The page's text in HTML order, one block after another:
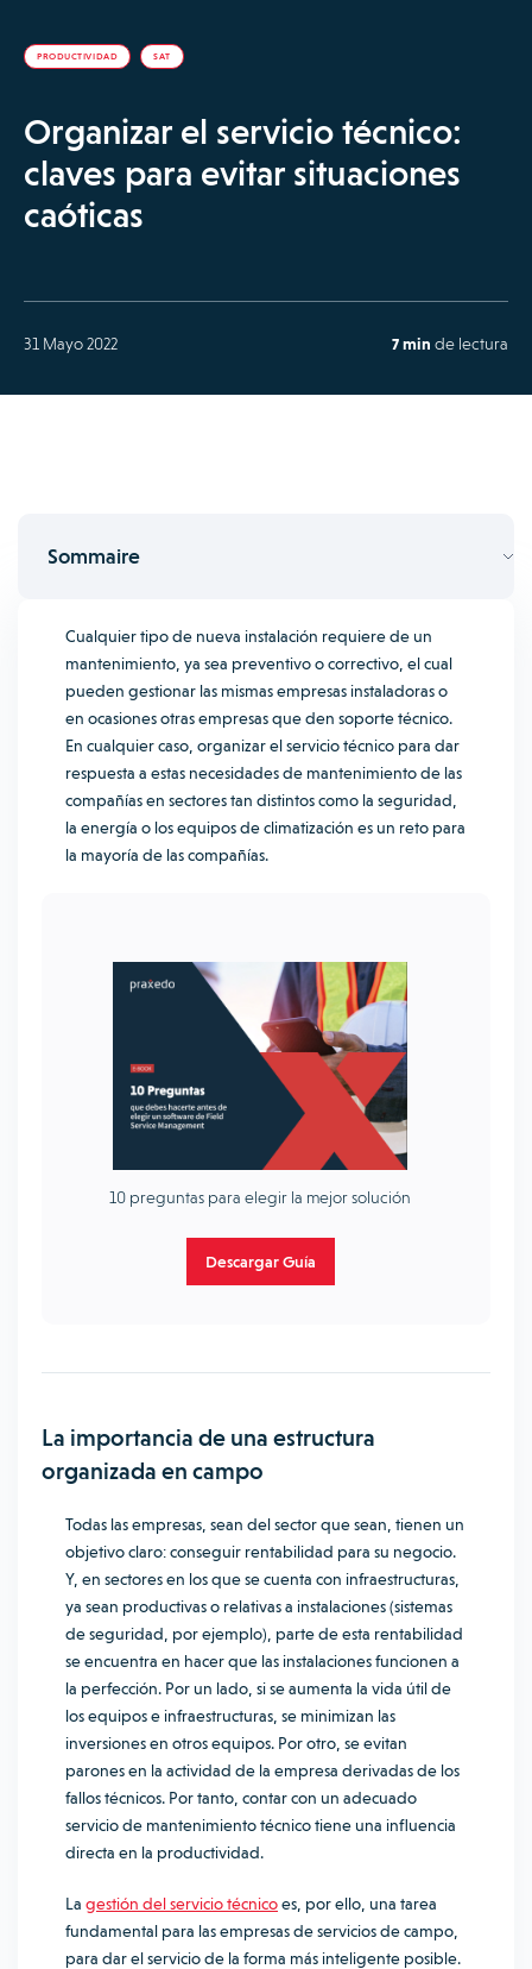
PRODUCTIVIDAD SAT
Organizar el servicio técnico:
claves para evitar situaciones
caóticas
31 Mayo 2022 7 min de lectura
Sommaire
Cualquier tipo de nueva instalación requiere de un
mantenimiento, ya sea preventivo o correctivo, el cual
pueden gestionar las mismas empresas instaladoras o
en ocasiones otras empresas que den soporte técnico.
En cualquier caso, organizar el servicio técnico para dar
respuesta a estas necesidades de mantenimiento de las
compañías en sectores tan distintos como la seguridad,
la energía o los equipos de climatización es un reto para
la mayoría de las compañías.
10 preguntas para elegir la mejor solución
Descargar Guía
La importancia de una estructura
organizada en campo
Todas las empresas, sean del sector que sean, tienen un
objetivo claro: conseguir rentabilidad para su negocio.
Y, en sectores en los que se cuenta con infraestructuras,
ya sean productivas o relativas a instalaciones (sistemas
de seguridad, por ejemplo), parte de esta rentabilidad
se encuentra en hacer que las instalaciones funcionen a
la perfección. Por un lado, si se aumenta la vida útil de
los equipos e infraestructuras, se minimizan las
inversiones en otros equipos. Por otro, se evitan
parones en la actividad de la empresa derivadas de los
fallos técnicos. Por tanto, contar con un adecuado
servicio de mantenimiento técnico tiene una influencia
directa en la productividad.
La gestión del servicio técnicoes, por ello, una tarea
fundamental para las empresas de servicios de campo,
para dar el servicio de la forma más inteligente posible.